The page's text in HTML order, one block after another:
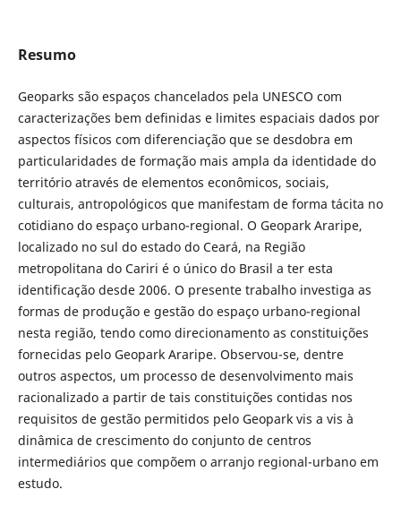
Resumo
Geoparks são espaços chancelados pela UNESCO com
caracterizações bem definidas e limites espaciais dados por
aspectos físicos com diferenciação que se desdobra em
particularidades de formação mais ampla da identidade do
território através de elementos econômicos, sociais,
culturais, antropológicos que manifestam de forma tácita no
cotidiano do espaço urbano-regional. O Geopark Araripe,
localizado no sul do estado do Ceará, na Região
metropolitana do Cariri é o único do Brasil a ter esta
identificação desde 2006. O presente trabalho investiga as
formas de produção e gestão do espaço urbano-regional
nesta região, tendo como direcionamento as constituições
fornecidas pelo Geopark Araripe. Observou-se, dentre
outros aspectos, um processo de desenvolvimento mais
racionalizado a partir de tais constituições contidas nos
requisitos de gestão permitidos pelo Geopark vis a vis à
dinâmica de crescimento do conjunto de centros
intermediários que compõem o arranjo regional-urbano em
estudo.